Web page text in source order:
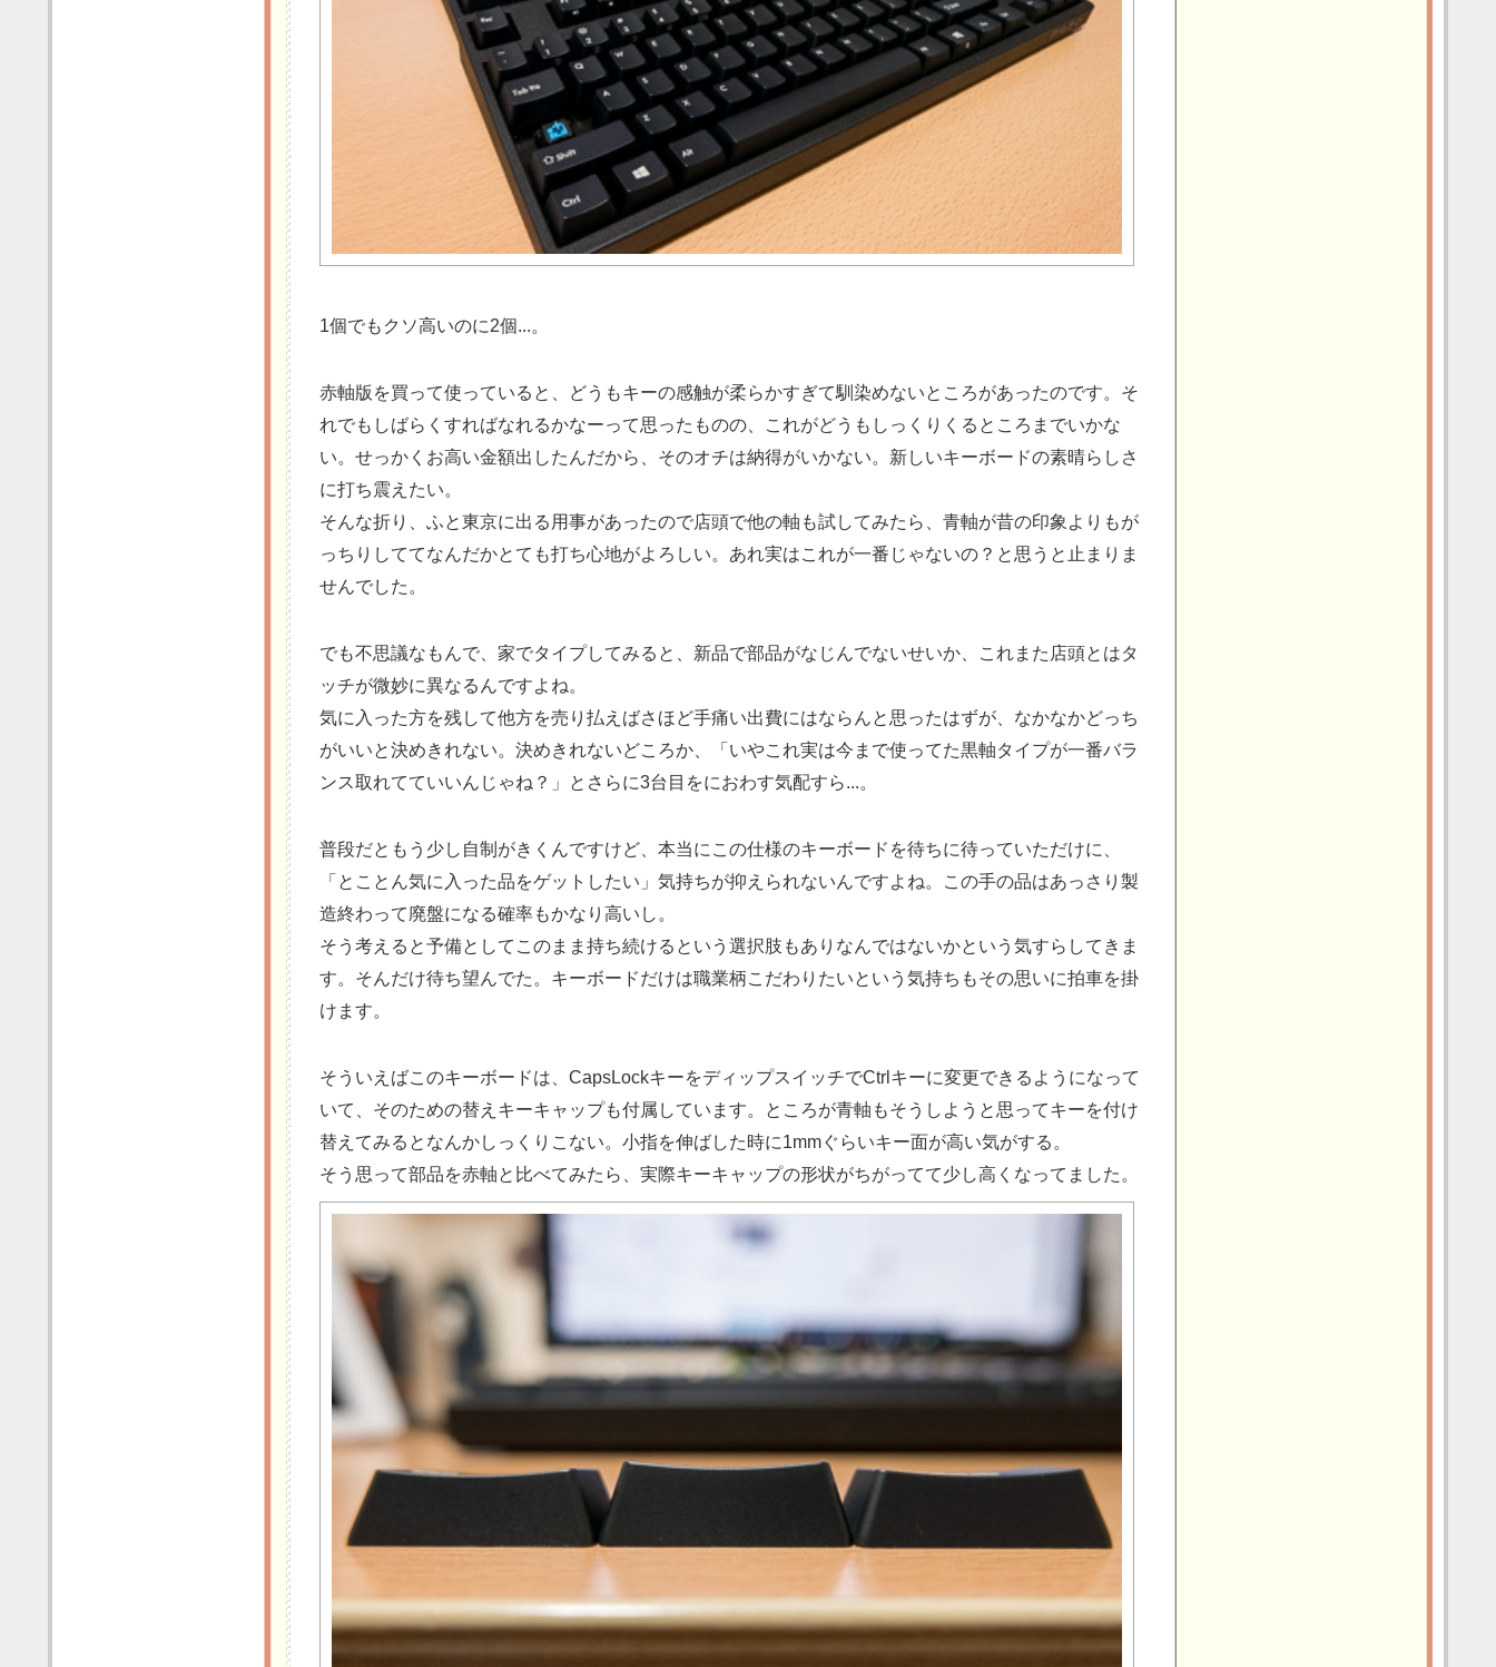
1個でもクソ高いのに2個...。
赤軸版を買って使っていると、どうもキーの感触が柔らかすぎて馴染めないところがあったのです。そ
れでもしばらくすればなれるかなーって思ったものの、これがどうもしっくりくるところまでいかな
い。せっかくお高い金額出したんだから、そのオチは納得がいかない。新しいキーボードの素晴らしさ
に打ち震えたい。
そんな折り、ふと東京に出る用事があったので店頭で他の軸も試してみたら、青軸が昔の印象よりもが
っちりしててなんだかとても打ち心地がよろしい。あれ実はこれが一番じゃないの？と思うと止まりま
せんでした。
でも不思議なもんで、家でタイプしてみると、新品で部品がなじんでないせいか、これまた店頭とはタ
ッチが微妙に異なるんですよね。
気に入った方を残して他方を売り払えばさほど手痛い出費にはならんと思ったはずが、なかなかどっち
がいいと決めきれない。決めきれないどころか、「いやこれ実は今まで使ってた黒軸タイプが一番バラ
ンス取れてていいんじゃね？」とさらに3台目をにおわす気配すら...。
普段だともう少し自制がきくんですけど、本当にこの仕様のキーボードを待ちに待っていただけに、
「とことん気に入った品をゲットしたい」気持ちが抑えられないんですよね。この手の品はあっさり製
造終わって廃盤になる確率もかなり高いし。
そう考えると予備としてこのまま持ち続けるという選択肢もありなんではないかという気すらしてきま
す。そんだけ待ち望んでた。キーボードだけは職業柄こだわりたいという気持ちもその思いに拍車を掛
けます。
そういえばこのキーボードは、CapsLockキーをディップスイッチでCtrlキーに変更できるようになって
いて、そのための替えキーキャップも付属しています。ところが青軸もそうしようと思ってキーを付け
替えてみるとなんかしっくりこない。小指を伸ばした時に1mmぐらいキー面が高い気がする。
そう思って部品を赤軸と比べてみたら、実際キーキャップの形状がちがってて少し高くなってました。